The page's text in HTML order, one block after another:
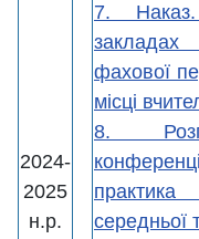
2024-
2025
н.р.
7. Наказ.
фахової
місці
8.
середньої